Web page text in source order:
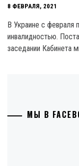
8 ФЕВРАЛЯ, 2021
В Украине с февраля
инвалидностью.
заседании Кабинета
МЫ В